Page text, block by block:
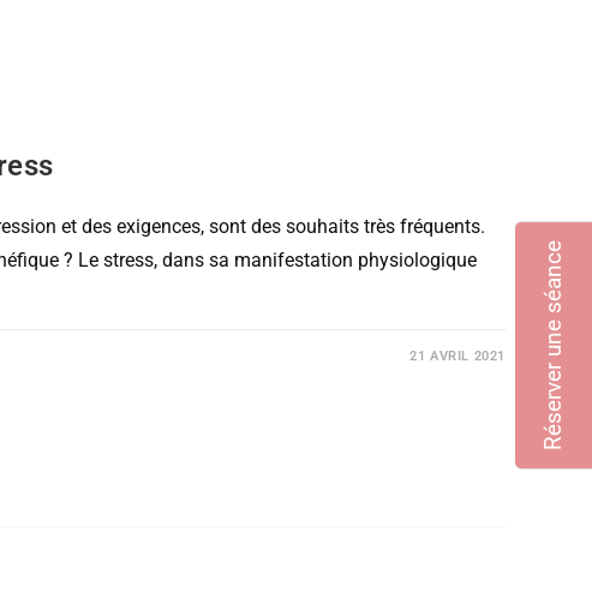
et des exigences, sont des souhaits très fréquents.
? Le stress, dans sa manifestation physiologique
21 AVRIL 2021 Réserver une séance